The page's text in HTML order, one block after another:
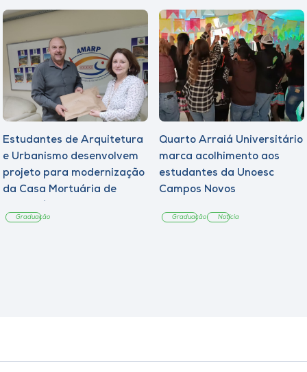
Estudantes de Arquitetura
e Urbanismo desenvolvem
projeto para modernização
da Casa Mortuária de
Graduação
Quarto Arraiá Universitário
marca acolhimento aos
estudantes da Unoesc
Campos Novos
Graduação Notícia